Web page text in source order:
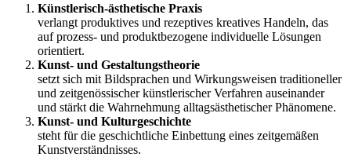
Künstlerisch-ästhetische Praxis
verlangt produktives und rezeptives kreatives Handeln, das
auf prozess- und produktbezogene individuelle Lösungen
orientiert.
Kunst- und Gestaltungstheorie
setzt sich mit Bildsprachen und Wirkungsweisen traditioneller
und zeitgenössischer künstlerischer Verfahren auseinander
und stärkt die Wahrnehmung alltagsästhetischer Phänomene.
Kunst- und Kulturgeschichte
steht für die geschichtliche Einbettung eines zeitgemäßen
Kunstverständnisses.